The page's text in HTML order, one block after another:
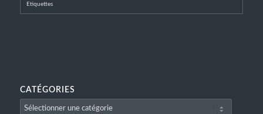
Etiquettes
CATÉGORIES